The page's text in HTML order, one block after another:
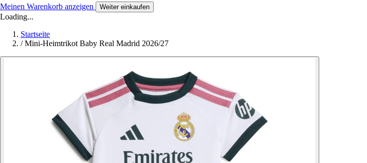
Meinen Warenkorb anzeigen Weiter einkaufen
Loading...
Startseite
/ Mini-Heimtrikot Baby Real Madrid 2026/27